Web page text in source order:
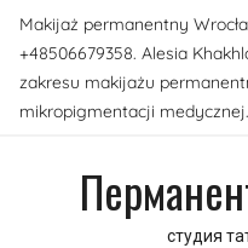
Перейти
содержимому
Makijaż permanentny
+48506679358. Alesia
zakresu makijażu
mikropigmentacji medycznej.
студия